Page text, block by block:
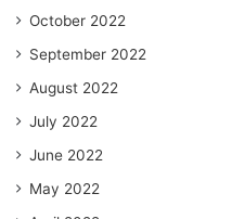
October 2022
September 2022
August 2022
July 2022
June 2022
May 2022